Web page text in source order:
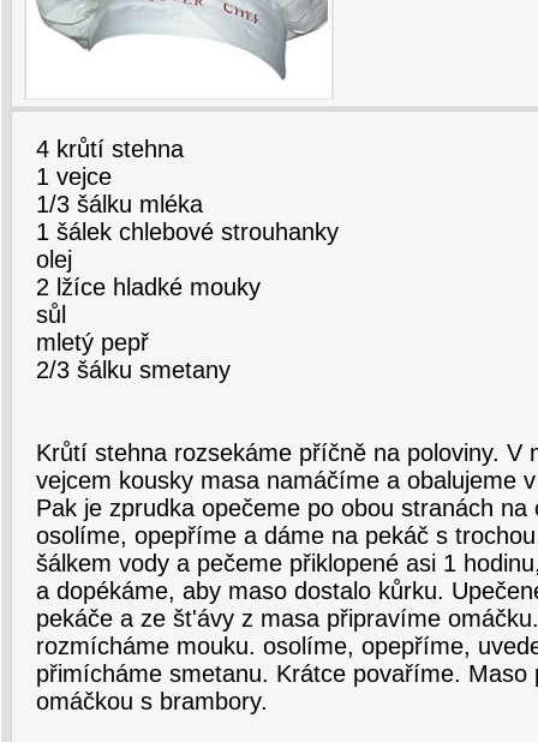
4 krůtí stehna
1 vejce
1/3 šálku mléka
1 šálek chlebové strouhanky
olej
2 lžíce hladké mouky
sůl
mletý pepř
2/3 šálku smetany
Krůtí stehna rozsekáme příčně na poloviny. V
vejcem kousky masa namáčíme a obalujeme
Pak je zprudka opečeme po obou stranách na
osolíme, opepříme a dáme na pekáč s
šálkem vody a pečeme přiklopené asi 1
a dopékáme, aby maso dostalo kůrku.
pekáče a ze št'ávy z masa připravíme
rozmícháme mouku. osolíme, opepříme,
přimícháme smetanu. Krátce povaříme. Maso
omáčkou s brambory.